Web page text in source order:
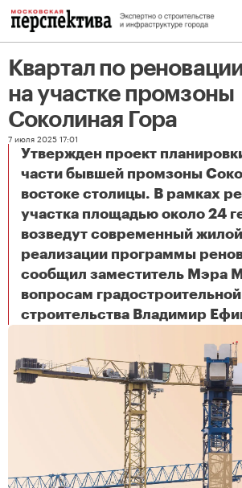
Квартал по
на участке промзоны
Соколиная Гора
7 июля 2025 17:01
Утвержден проект
части бывшей промзоны
востоке столицы. В рамках
участка площадью около 24
возведут современный
реализации программы
сообщил заместитель Мэра
вопросам
строительства Владимир